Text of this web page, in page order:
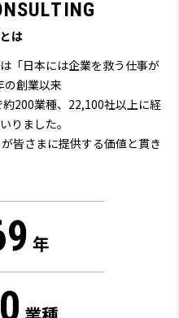
NSULTING
は
「日本には企業を救う仕事が
の創業以来
200業種、22,100社以上に経
りました。
皆さまに提供する価値と貫き
年